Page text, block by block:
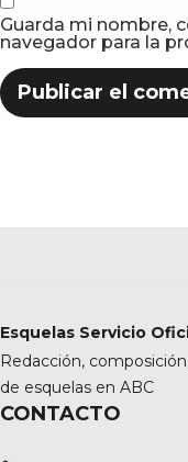
Guarda mi nombre,
navegador para la
Esquelas Servicio
Redacción,
de esquelas en ABC
CONTACTO